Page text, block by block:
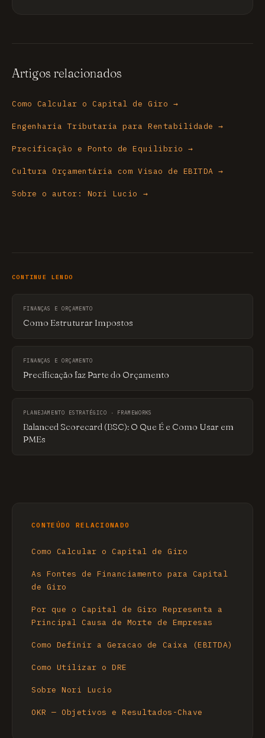
Artigos relacionados
Como Calcular o Capital de Giro →
Engenharia Tributaria para Rentabilidade →
Precificação e Ponto de Equilibrio →
Cultura Orçamentária com Visao de EBITDA →
Sobre o autor: Nori Lucio →
CONTINUE LENDO
FINANÇAS E ORÇAMENTO
Como Estruturar Impostos
FINANÇAS E ORÇAMENTO
Precificação faz Parte do Orçamento
PLANEJAMENTO ESTRATÉGICO · FRAMEWORKS
Balanced Scorecard (BSC): O Que É e Como Usar em
PMEs
CONTEÚDO RELACIONADO
Como Calcular o Capital de Giro
As Fontes de Financiamento para Capital
de Giro
Por que o Capital de Giro Representa a
Principal Causa de Morte de Empresas
Como Definir a Geracao de Caixa (EBITDA)
Como Utilizar o DRE
Sobre Nori Lucio
OKR — Objetivos e Resultados-Chave